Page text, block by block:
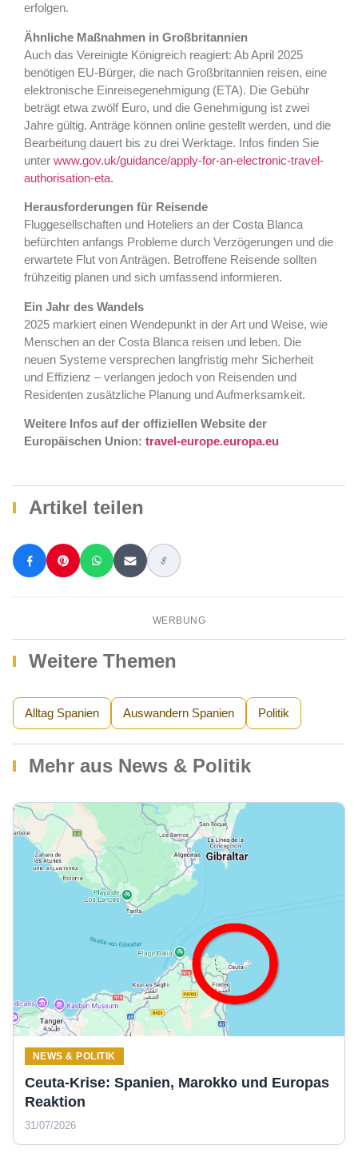
erfolgen.
Ähnliche Maßnahmen in Großbritannien
Auch das Vereinigte Königreich reagiert: Ab April 2025
benötigen EU-Bürger, die nach Großbritannien reisen, eine
elektronische Einreisegenehmigung (ETA). Die Gebühr
beträgt etwa zwölf Euro, und die Genehmigung ist zwei
Jahre gültig. Anträge können online gestellt werden, und die
Bearbeitung dauert bis zu drei Werktage. Infos finden Sie
unter www.gov.uk/guidance/apply-for-an-electronic-travel-
authorisation-eta.
Herausforderungen für Reisende
Fluggesellschaften und Hoteliers an der Costa Blanca
befürchten anfangs Probleme durch Verzögerungen und die
erwartete Flut von Anträgen. Betroffene Reisende sollten
frühzeitig planen und sich umfassend informieren.
Ein Jahr des Wandels
2025 markiert einen Wendepunkt in der Art und Weise, wie
Menschen an der Costa Blanca reisen und leben. Die
neuen Systeme versprechen langfristig mehr Sicherheit
und Effizienz – verlangen jedoch von Reisenden und
Residenten zusätzliche Planung und Aufmerksamkeit.
Weitere Infos auf der offiziellen Website der
Europäischen Union: travel-europe.europa.eu
Artikel teilen
WERBUNG
Weitere Themen
Alltag Spanien Auswandern Spanien Politik
Mehr aus News & Politik
NEWS & POLITIK
Ceuta-Krise: Spanien, Marokko und Europas
Reaktion
31/07/2026